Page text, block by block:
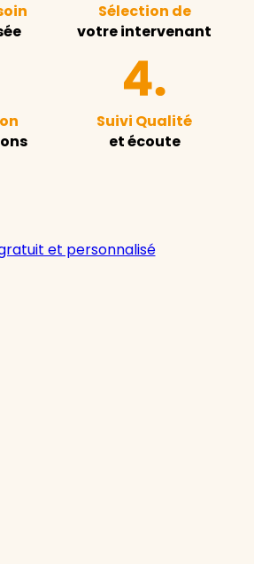
Sélection de
votre intervenant
Suivi Qualité
et écoute
et personnalisé